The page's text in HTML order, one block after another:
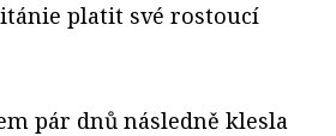
platit své rostoucí
pár dnů následně klesla